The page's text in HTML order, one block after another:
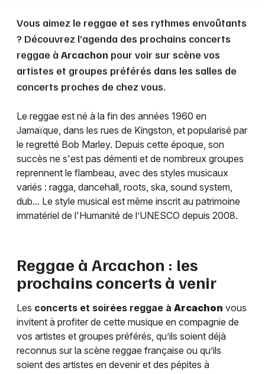
Vous aimez le reggae et ses rythmes envoûtants
? Découvrez l’agenda des prochains concerts
reggae à Arcachon pour voir sur scène vos
artistes et groupes préférés dans les salles de
concerts proches de chez vous.
Le reggae est né à la fin des années 1960 en
Jamaïque, dans les rues de Kingston, et popularisé par
le regretté Bob Marley. Depuis cette époque, son
succès ne s'est pas démenti et de nombreux groupes
reprennent le flambeau, avec des styles musicaux
variés : ragga, dancehall, roots, ska, sound system,
dub... Le style musical est même inscrit au patrimoine
immatériel de l'Humanité de l’UNESCO depuis 2008.
Reggae à Arcachon : les
prochains concerts à venir
Les concerts et soirées reggae à Arcachon vous
invitent à profiter de cette musique en compagnie de
vos artistes et groupes préférés, qu’ils soient déjà
reconnus sur la scène reggae française ou qu’ils
soient des artistes en devenir et des pépites à